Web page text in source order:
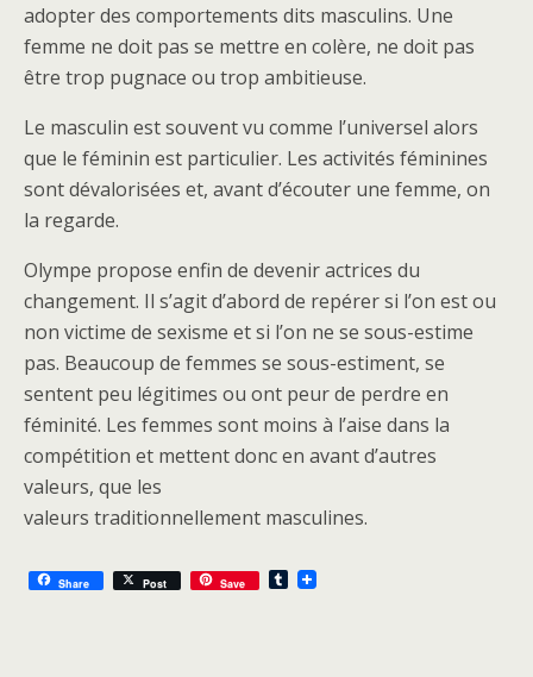
adopter des comportements dits masculins. Une
femme ne doit pas se mettre en colère, ne doit pas
être trop pugnace ou trop ambitieuse.
Le masculin est souvent vu comme l’universel alors
que le féminin est particulier. Les activités féminines
sont dévalorisées et, avant d’écouter une femme, on
la regarde.
Olympe propose enfin de devenir actrices du
changement. Il s’agit d’abord de repérer si l’on est ou
non victime de sexisme et si l’on ne se sous-estime
pas. Beaucoup de femmes se sous-estiment, se
sentent peu légitimes ou ont peur de perdre en
féminité. Les femmes sont moins à l’aise dans la
compétition et mettent donc en avant d’autres
valeurs, que les
valeurs traditionnellement masculines.
Share Post Save T